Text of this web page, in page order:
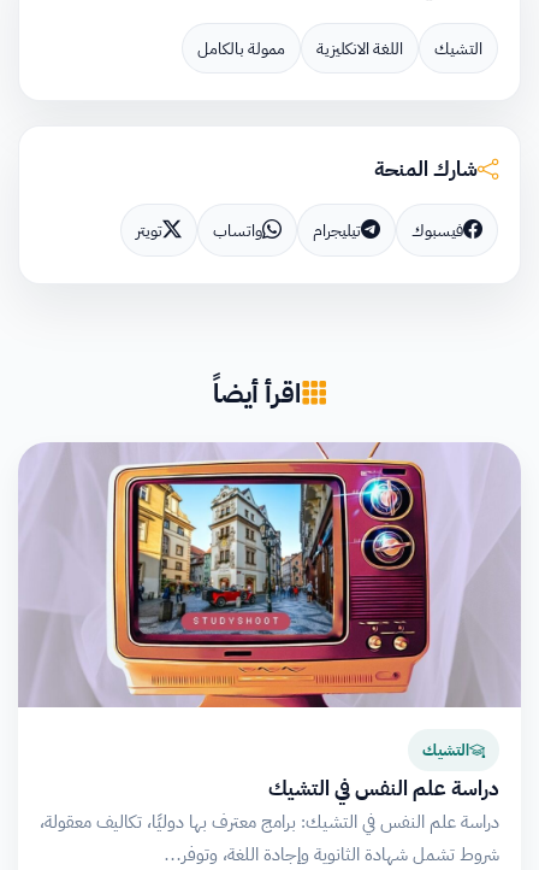
التشيك اللغة الانكليزية ممولة بالكامل
شارك المنحة
فيسبوك تيليجرام واتساب تويتر
اقرأ أيضاً
التشيك
دراسة علم النفس في التشيك
دراسة علم النفس في التشيك: برامج معترف بها دوليًا، تكاليف معقولة،
شروط تشمل شهادة الثانوية وإجادة اللغة، وتوفر…